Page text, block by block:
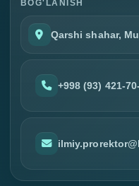
BOG'LANISH
Qarshi shahar,
+998 (93) 421-